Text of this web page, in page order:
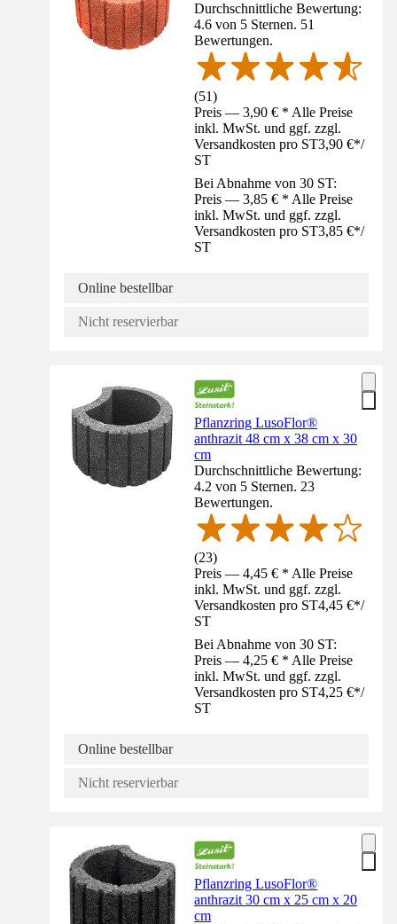
Durchschnittliche Bewertung:
4.6 von 5 Sternen. 51
Bewertungen.
(51)
Preis — 3,90 € * Alle Preise
inkl. MwSt. und ggf. zzgl.
Versandkosten pro ST3,90 €*/
ST
Bei Abnahme von 30 ST:
Preis — 3,85 € * Alle Preise
inkl. MwSt. und ggf. zzgl.
Versandkosten pro ST3,85 €*/
ST
Online bestellbar
Nicht reservierbar
Pflanzring LusoFlor®
anthrazit 48 cm x 38 cm x 30
cm
Durchschnittliche Bewertung:
4.2 von 5 Sternen. 23
Bewertungen.
(23)
Preis — 4,45 € * Alle Preise
inkl. MwSt. und ggf. zzgl.
Versandkosten pro ST4,45 €*/
ST
Bei Abnahme von 30 ST:
Preis — 4,25 € * Alle Preise
inkl. MwSt. und ggf. zzgl.
Versandkosten pro ST4,25 €*/
ST
Online bestellbar
Nicht reservierbar
Pflanzring LusoFlor®
anthrazit 30 cm x 25 cm x 20
cm